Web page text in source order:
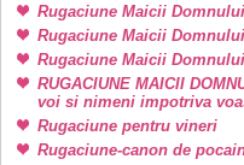
Rugaciune Maicii
Rugaciune Maicii
Rugaciune Maicii
RUGACIUNE MAICII
voi si nimeni impotriva
Rugaciune pentru vineri
Rugaciune-canon de